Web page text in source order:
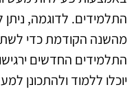
התלמידים. לדוגמה,
מהשנה הקודמת כדי
התלמידים החדשים
יוכלו ללמוד ולהתכונן